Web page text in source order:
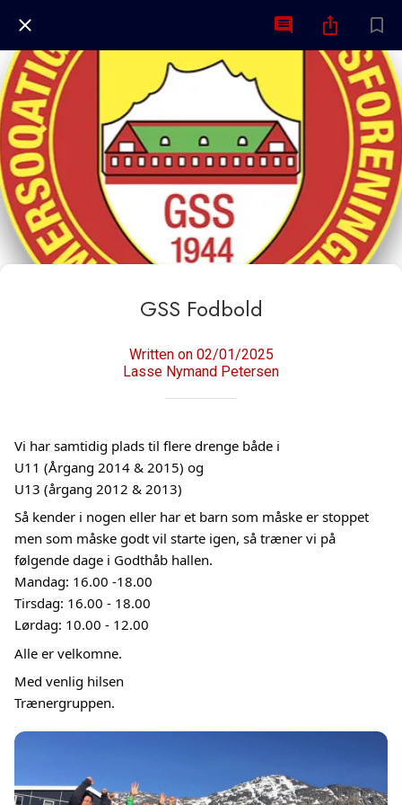
GSS Fodbold
Written on 02/01/2025
Lasse Nymand Petersen
Vi har samtidig plads til flere drenge både i
U11 (Årgang 2014 & 2015) og
U13 (årgang 2012 & 2013)
Så kender i nogen eller har et barn som måske er stoppet
men som måske godt vil starte igen, så træner vi på
følgende dage i Godthåb hallen.
Mandag: 16.00 -18.00
Tirsdag: 16.00 - 18.00
Lørdag: 10.00 - 12.00
Alle er velkomne.
Med venlig hilsen
Trænergruppen.